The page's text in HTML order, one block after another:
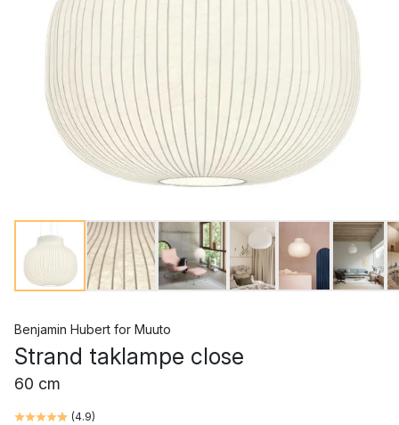
Benjamin Hubert for Muuto
Strand taklampe close
60 cm
(4.9)